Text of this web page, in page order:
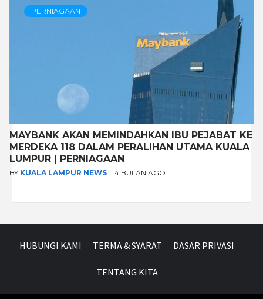
PERNIAGAAN
MAYBANK AKAN MEMINDAHKAN IBU PEJABAT KE
MERDEKA 118 DALAM PERALIHAN UTAMA KUALA
LUMPUR | PERNIAGAAN
BY KUALA LAMPUR NEWS 4 BULAN AGO
HUBUNGI KAMI TERMA & SYARAT DASAR PRIVASI
TENTANG KITA